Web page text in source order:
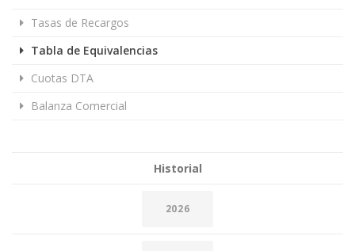
Tasas de Recargos
Tabla de Equivalencias
Cuotas DTA
Balanza Comercial
Historial
2026